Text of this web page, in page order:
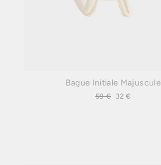
Bague Initiale Majuscule
Prix
59 €
Prix
32 €